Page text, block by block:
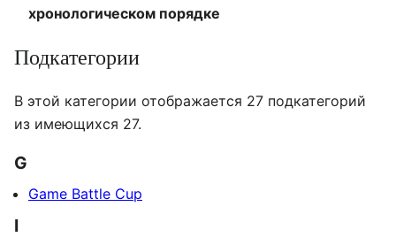
хронологическом порядке
Подкатегории
В этой категории отображается 27 подкатегорий
из имеющихся 27.
G
Game Battle Cup
I